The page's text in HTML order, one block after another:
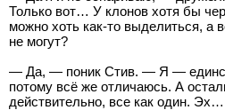
Только вот… У клонов хотя бы
можно хоть как-то выделиться, а
не могут?
— Да, — поник Стив. — Я —
потому всё же отличаюсь. А
действительно, все как один. Эх…